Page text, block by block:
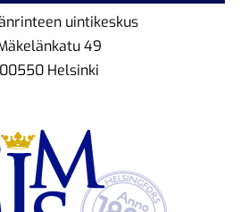
uintikeskus
49
00550 Helsinki